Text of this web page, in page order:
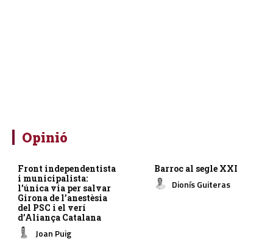
Opinió
Front independentista
i municipalista:
l’única via per salvar
Girona de l’anestèsia
del PSC i el verí
d’Aliança Catalana
Joan Puig
Barroc al segle XXI
Dionís Guiteras